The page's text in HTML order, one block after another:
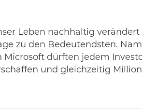
Leben nachhaltig verändert
zu den Bedeutendsten.
Microsoft dürften jedem
und gleichzeitig